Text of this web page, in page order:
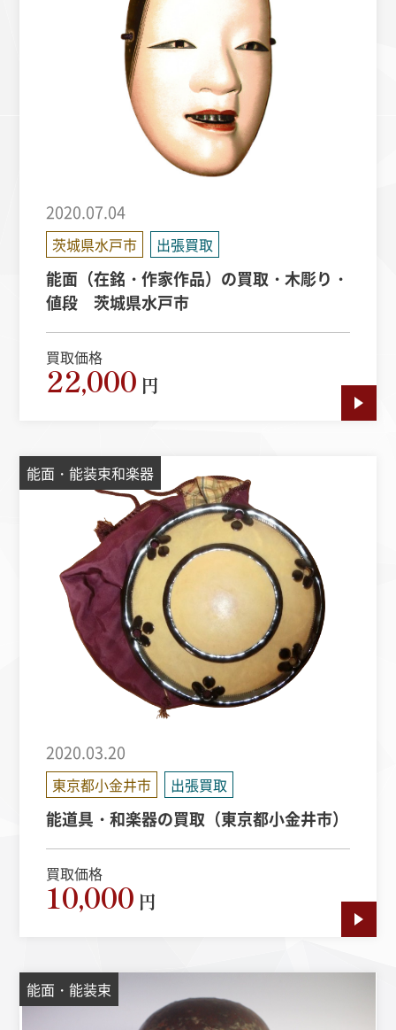
2020.07.04
茨城県水戸市 出張買取
能面（在銘・作家作品）の買取・木彫り・
値段 茨城県水戸市
買取価格
22,000 円
能面・能装束和楽器
2020.03.20
東京都小金井市 出張買取
能道具・和楽器の買取（東京都小金井市）
買取価格
10,000 円
能面・能装束